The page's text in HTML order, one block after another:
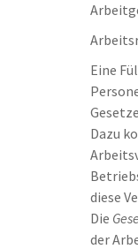
Eine
Dazu
diese
Die
der